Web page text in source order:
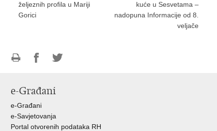
željeznih profila u Mariji
Gorici
kuće u Sesvetama –
nadopuna Informacije od 8.
veljače
FacebookuTwitteru
e-Građani
e-Građani
e-Savjetovanja
Portal otvorenih podataka RH